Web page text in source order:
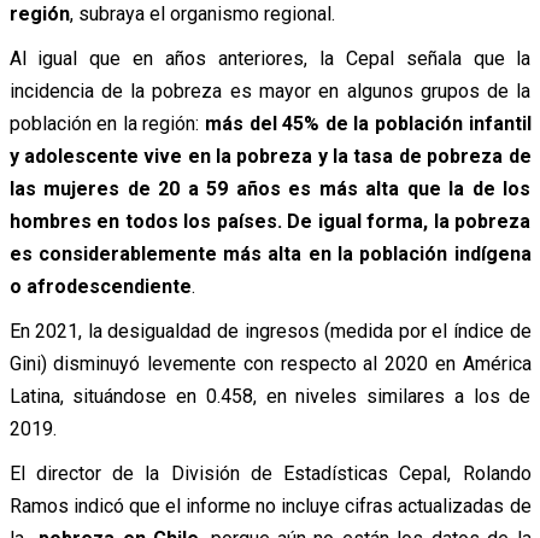
región, subraya el organismo regional.
Al igual que en años anteriores, la Cepal señala que la
incidencia de la pobreza es mayor en algunos grupos de la
población en la región: más del 45% de la población infantil
y adolescente vive en la pobreza y la tasa de pobreza de
las mujeres de 20 a 59 años es más alta que la de los
hombres en todos los países. De igual forma, la pobreza
es considerablemente más alta en la población indígena
o afrodescendiente.
En 2021, la desigualdad de ingresos (medida por el índice de
Gini) disminuyó levemente con respecto al 2020 en América
Latina, situándose en 0.458, en niveles similares a los de
2019.
El director de la División de Estadísticas Cepal, Rolando
Ramos indicó que el informe no incluye cifras actualizadas de